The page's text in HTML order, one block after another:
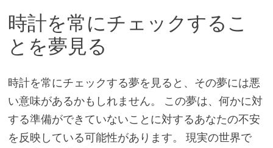
時計を常にチェックするこ
とを夢見る
時計を常にチェックする夢を見ると、その夢には悪
い意味があるかもしれません。 この夢は、何かに対
する準備ができていないことに対するあなたの不安
を反映している可能性があります。 現実の世界で